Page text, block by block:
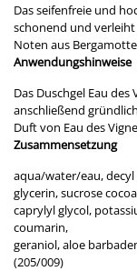
Das seifenfreie und
schonend und
Noten aus
Anwendungshinweise
Das Duschgel Eau
anschließend
Duft von Eau des
Zusammensetzung
aqua/water/eau,
glycerin, sucrose
caprylyl glycol,
coumarin,
geraniol, aloe
(205/009)